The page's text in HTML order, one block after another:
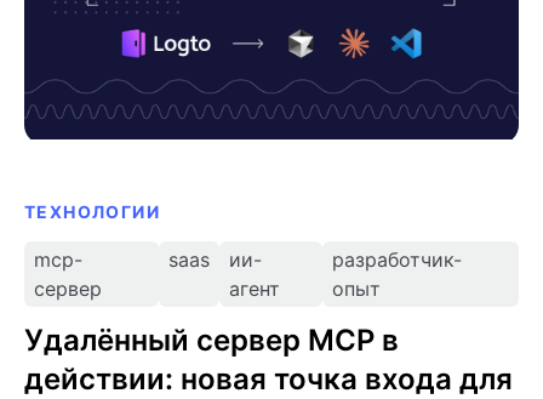
ТЕХНОЛОГИИ
mcp-
сервер
saas
ии-
агент
разработчик-
опыт
Удалённый сервер MCP в
действии: новая точка входа для